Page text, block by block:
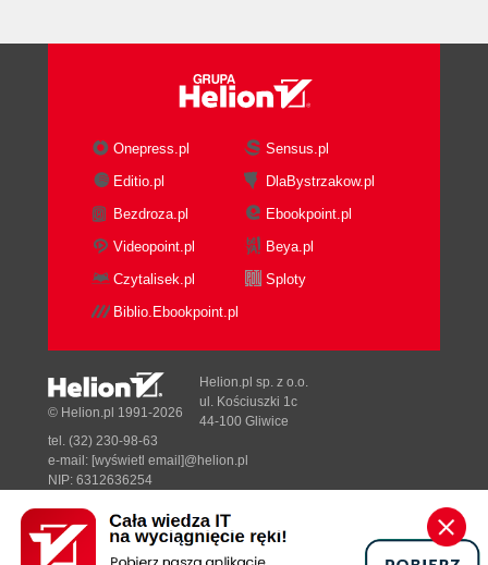
Onepress.pl
Sensus.pl
Editio.pl
DlaBystrzakow.pl
Bezdroza.pl
Ebookpoint.pl
Videopoint.pl
Beya.pl
Czytalisek.pl
Sploty
Biblio.Ebookpoint.pl
Designed with ♥ byTonik.pl
© Helion.pl 1991-2026
Helion.pl sp. z o.o.
ul. Kościuszki 1c
44-100 Gliwice
tel. (32) 230-98-63
e-mail: [wyświetl email]@helion.pl
NIP: 6312636254